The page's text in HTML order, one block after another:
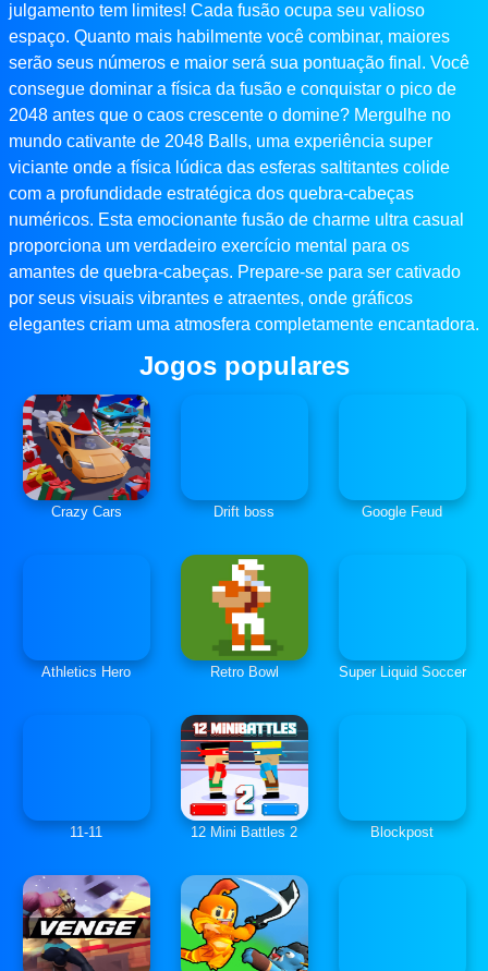
julgamento tem limites! Cada fusão ocupa seu valioso
espaço. Quanto mais habilmente você combinar, maiores
serão seus números e maior será sua pontuação final. Você
consegue dominar a física da fusão e conquistar o pico de
2048 antes que o caos crescente o domine? Mergulhe no
mundo cativante de 2048 Balls, uma experiência super
viciante onde a física lúdica das esferas saltitantes colide
com a profundidade estratégica dos quebra-cabeças
numéricos. Esta emocionante fusão de charme ultra casual
proporciona um verdadeiro exercício mental para os
amantes de quebra-cabeças. Prepare-se para ser cativado
por seus visuais vibrantes e atraentes, onde gráficos
elegantes criam uma atmosfera completamente encantadora.
Jogos populares
Crazy Cars Drift boss Google Feud
Athletics Hero Retro Bowl Super Liquid Soccer
11-11 12 Mini Battles 2 Blockpost